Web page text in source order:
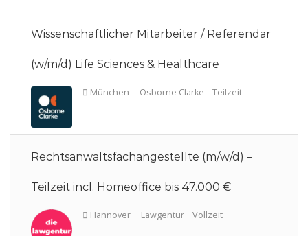
Wissenschaftlicher Mitarbeiter / Referendar
(w/m/d) Life Sciences & Healthcare
München Osborne Clarke
Rechtsanwaltsfachangestellte (m/w/d) –
Teilzeit incl. Homeoffice bis 47.000 €